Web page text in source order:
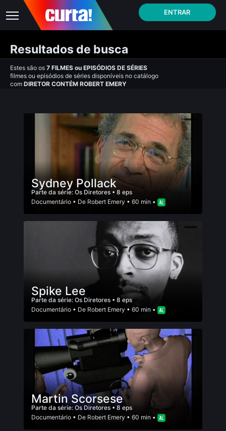
ENTRAR
Resultados de busca
Estes são os 7 FILMES ou EPISÓDIOS DE SÉRIES
filmes ou episódios de séries disponíveis no catálogo
com DIRETOR CONTÉM ROBERT EMERY
Sydney Pollack
Parte da série: Os Diretores • 8 eps
Documentário • De Robert Emery • 60 min •
Spike Lee
Parte da série: Os Diretores • 8 eps
Documentário • De Robert Emery • 60 min •
Martin Scorsese
Parte da série:Os Diretores • 8 eps
Documentário • De Robert Emery • 60 min •